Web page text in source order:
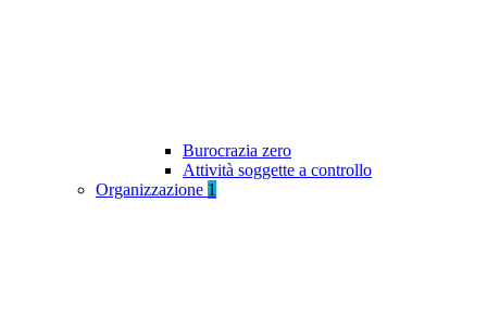
Burocrazia zero
Attività soggette a controllo
Organizzazione 1